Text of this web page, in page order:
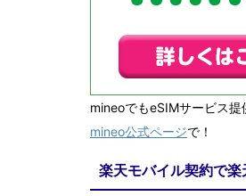
mineoでもeSIMサービス提
mineo公式ページで！
楽天モバイル契約で楽